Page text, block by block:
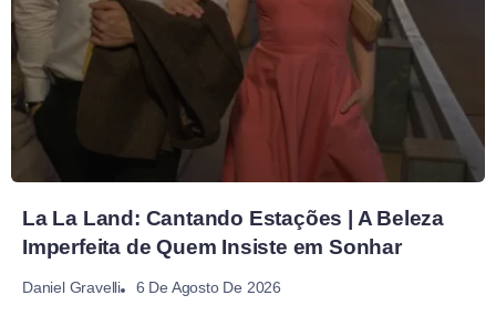
La La Land: Cantando Estações | A Beleza
Imperfeita de Quem Insiste em Sonhar
Daniel Gravelli 6 De Agosto De 2026